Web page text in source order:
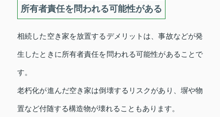
所有者責任を問われる可能性がある
相続した空き家を放置するデメリットは、事故などが発
生したときに所有者責任を問われる可能性があることで
す。
老朽化が進んだ空き家は倒壊するリスクがあり、塀や物
置など付随する構造物が壊れることもあります。